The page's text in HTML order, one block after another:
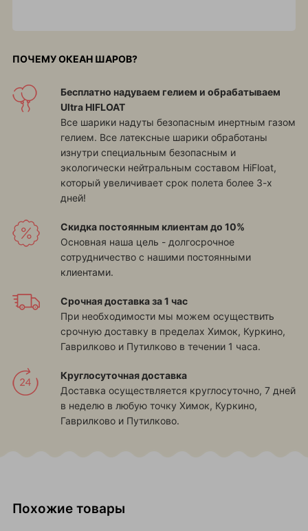
ПОЧЕМУ ОКЕАН ШАРОВ?
Бесплатно надуваем гелием и обрабатываем
Ultra HIFLOAT
Все шарики надуты безопасным инертным газом
гелием. Все латексные шарики обработаны
изнутри специальным безопасным и
экологически нейтральным составом HiFloat,
который увеличивает срок полета более 3-х
дней!
Скидка постоянным клиентам до 10%
Основная наша цель - долгосрочное
сотрудничество с нашими постоянными
клиентами.
Срочная доставка за 1 час
При необходимости мы можем осуществить
срочную доставку в пределах Химок, Куркино,
Гаврилково и Путилково в течении 1 часа.
Круглосуточная доставка
Доставка осуществляется круглосуточно, 7 дней
в неделю в любую точку Химок, Куркино,
Гаврилково и Путилково.
Похожие товары